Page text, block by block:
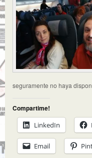
seguramente no haya
Compartime!
LinkedIn
Email